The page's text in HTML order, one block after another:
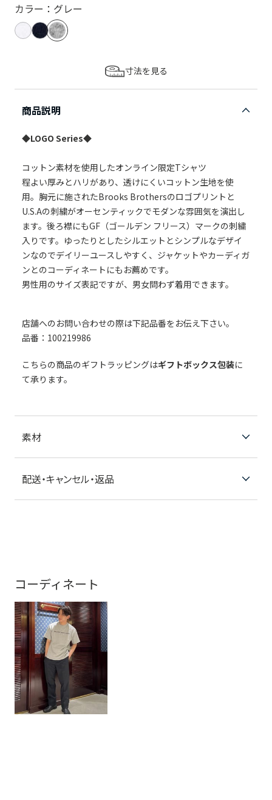
カラー：グレー
寸法を見る
商品説明
◆LOGO Series◆
コットン素材を使用したオンライン限定Tシャツ
程よい厚みとハリがあり、透けにくいコットン生地を使
用。胸元に施されたBrooks Brothersのロゴプリントと
U.S.Aの刺繍がオーセンティックでモダンな雰囲気を演出し
ます。後ろ襟にもGF（ゴールデン フリース）マークの刺繍
入りです。ゆったりとしたシルエットとシンプルなデザイ
ンなのでデイリーユースしやすく、ジャケットやカーディガ
ンとのコーディネートにもお薦めです。
男性用のサイズ表記ですが、男女問わず着用できます。
店舗へのお問い合わせの際は下記品番をお伝え下さい。
品番：100219986
こちらの商品のギフトラッピングはギフトボックス包装に
て承ります。
素材
配送・キャンセル・返品
コーディネート